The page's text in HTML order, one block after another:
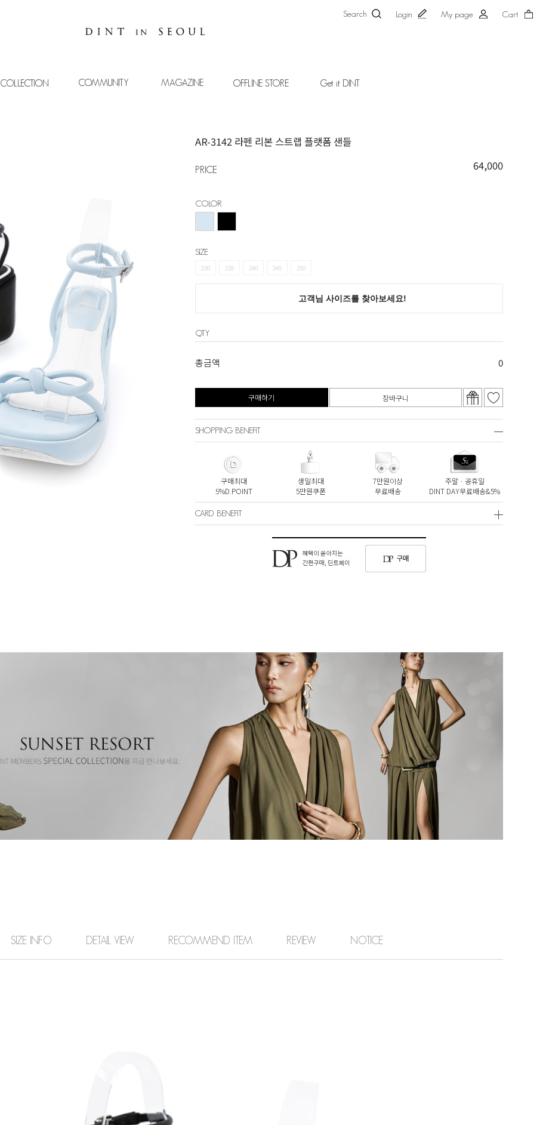
Search Login My page Cart
COLLECTION COMMUNITY MAGAZINE OFFLINE STORE Get it DINT
AR-3142 라펜 리본 스트랩 플랫폼 샌들
PRICE 64,000
COLOR
SIZE
230 235 240 245 250
QTY
총금액 0
구매하기 장바구니
SHOPPING BENEFIT
구매최대
5%D.POINT
생일최대
5만원쿠폰
7만원이상
무료배송
주말ㆍ공휴일
DINT DAY무료배송&5%
CARD BENEFIT
SIZE INFO DETAIL VIEW RECOMMEND ITEM REVIEW NOTICE